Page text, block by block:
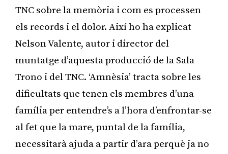
TNC sobre la memòria i com es processen
els records i el dolor. Així ho ha explicat
Nelson Valente, autor i director del
muntatge d’aquesta producció de la Sala
Trono i del TNC. ‘Amnèsia’ tracta sobre les
dificultats que tenen els membres d’una
família per entendre’s a l’hora d’enfrontar-se
al fet que la mare, puntal de la família,
necessitarà ajuda a partir d’ara perquè ja no